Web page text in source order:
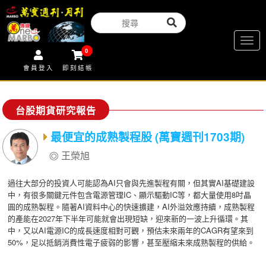
會員登入
0
即刻結帳
台股期貨研究報告
最便宜的成熟製程股 (萬寶週刊1703期)
王榮旭
過往大部分的投資人可能認為AI只會與先進製程有關，但其實AI基礎建設
中，有很多關鍵元件包含電源管理IC、顯示驅動IC等，都大量使用8吋晶
圓的成熟製程。隨著AI資料中心的快速擴建，AI外溢效應持續，成熟製程
的產能在2027年下半年可能就會出現短缺，迎來新的一波上升循環。其
中，又以AI電源IC的成長速度相對可觀，預估未來兩年的CAGR有望來到
50%，足以抵銷消費性電子疲弱的影響，甚至壓縮未來成熟製程的供給。